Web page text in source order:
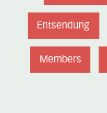
Entsendung
Members